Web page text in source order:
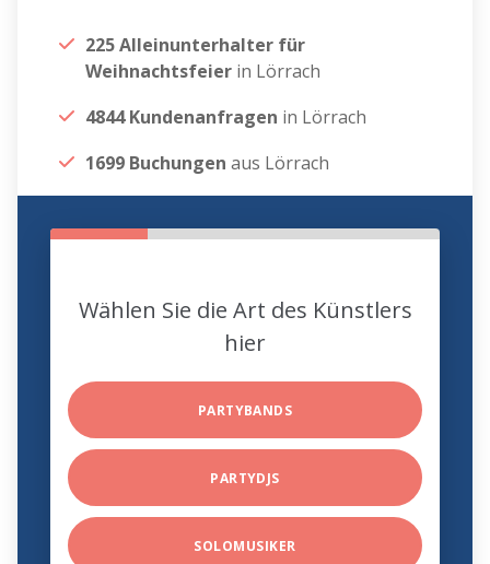
225 Alleinunterhalter für
Weihnachtsfeier in Lörrach
4844 Kundenanfragen in Lörrach
1699 Buchungen aus Lörrach
Wählen Sie die Art des Künstlers
hier
PARTYBANDS
PARTYDJS
SOLOMUSIKER